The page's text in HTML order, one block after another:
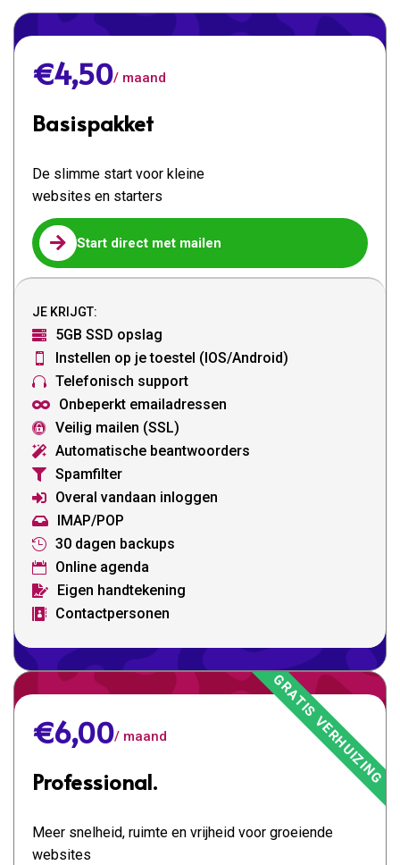
€4,50/ maand
Basispakket
De slimme start voor kleine
websites en starters
 Start direct met mailen
JE KRIJGT:

5GB SSD opslag
 Instellen op je toestel (IOS/Android)
 Telefonisch support
 Onbeperkt emailadressen
 Veilig mailen (SSL)
 Automatische beantwoorders
 Spamfilter
 Overal vandaan inloggen
 IMAP/POP
 30 dagen backups
 Online agenda
 Eigen handtekening
 Contactpersonen
€6,00/ maand
Professional.
Meer snelheid, ruimte en vrijheid voor groeiende
websites